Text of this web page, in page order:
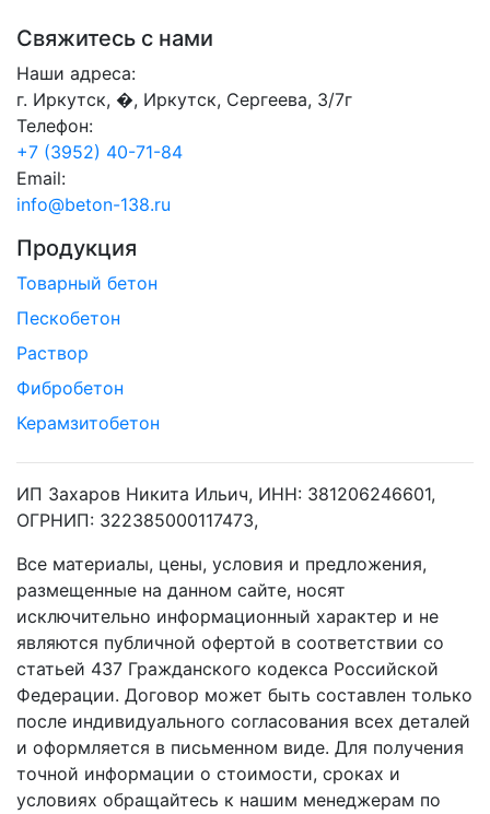
Свяжитесь с нами
Наши адреса:
г. Иркутск, �, Иркутск, Сергеева, 3/7г
Телефон:
+7 (3952) 40-71-84
Email:
info@beton-138.ru
Продукция
Товарный бетон
Пескобетон
Раствор
Фибробетон
Керамзитобетон
ИП Захаров Никита Ильич, ИНН: 381206246601,
ОГРНИП: 322385000117473,
Все материалы, цены, условия и предложения,
размещенные на данном сайте, носят
исключительно информационный характер и не
являются публичной офертой в соответствии со
статьей 437 Гражданского кодекса Российской
Федерации. Договор может быть составлен только
после индивидуального согласования всех деталей
и оформляется в письменном виде. Для получения
точной информации о стоимости, сроках и
условиях обращайтесь к нашим менеджерам по